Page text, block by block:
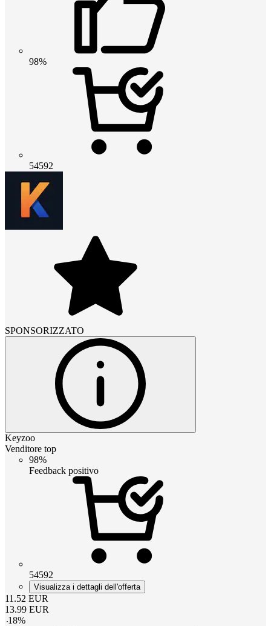
98%
54592
SPONSORIZZATO
Keyzoo
Venditore top
98%
Feedback positivo
54592
Visualizza i dettagli dell'offerta
11.52 EUR
13.99 EUR
-18%